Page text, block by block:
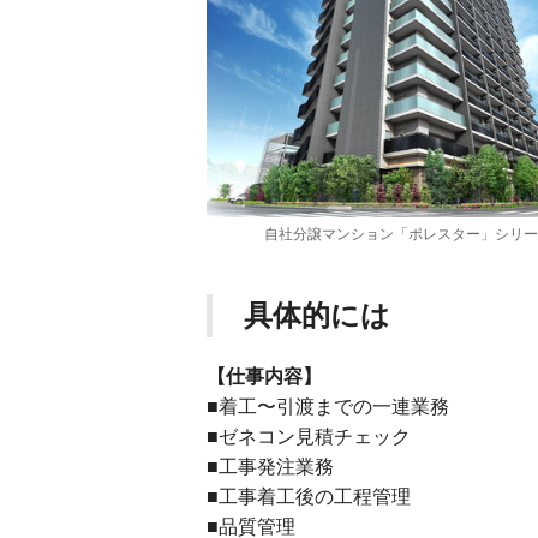
自社分譲マンション「ポレスター」シリ
具体的には
【仕事内容】
■着⼯〜引渡までの⼀連業務
■ゼネコン⾒積チェック
■⼯事発注業務
■⼯事着⼯後の⼯程管理
■品質管理